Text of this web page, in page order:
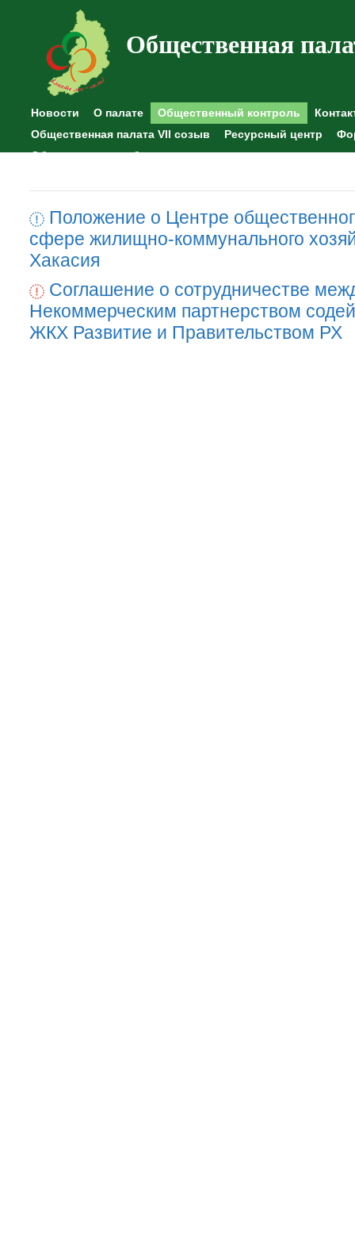
Общественная
Новости О палате Общественный контроль
Общественная палата VII созыв
Ресурсный центр
Общественные наблюдения
Положение о Центре
сфере жилищно-коммунального
Хакасия
Соглашение о сотрудничестве
Некоммерческим партнерством
ЖКХ Развитие и Правительством РХ